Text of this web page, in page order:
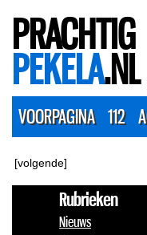
PRACHTIG
PEKELA.NL
VOORPAGINA 112
[volgende]
Rubrieken
Nieuws